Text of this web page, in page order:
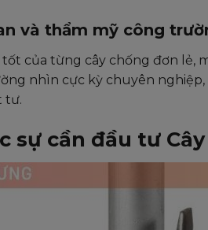
và thẩm mỹ công
của từng cây chống đơn lẻ,
nhìn cực kỳ chuyên
tư.
sự cần đầu tư